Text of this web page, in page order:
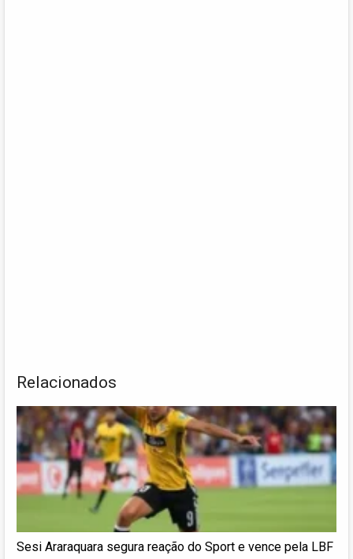
Relacionados
Sesi Araraquara segura reação do Sport e vence pela LBF